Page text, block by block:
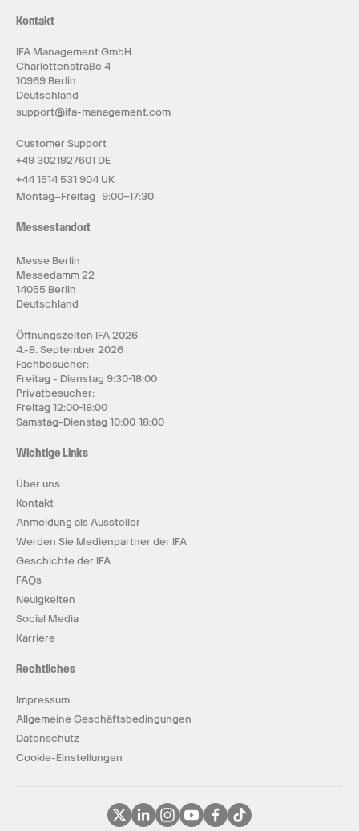
Kontakt
IFA Management GmbH
Charlottenstraße 4
10969 Berlin
Deutschland
support@ifa-management.com
Customer Support
+49 3021927601 DE
+44 1514 531 904 UK
Montag–Freitag 9:00–17:30
Messestandort
Messe Berlin
Messedamm 22
14055 Berlin
Deutschland
Öffnungszeiten IFA 2026
4.-8. September 2026
Fachbesucher:
Freitag - Dienstag 9:30-18:00
Privatbesucher:
Freitag 12:00-18:00
Samstag-Dienstag 10:00-18:00
Wichtige Links
Über uns
Kontakt
Anmeldung als Aussteller
Werden Sie Medienpartner der IFA
Geschichte der IFA
FAQs
Neuigkeiten
Social Media
Karriere
Rechtliches
Impressum
Allgemeine Geschäftsbedingungen
Datenschutz
Cookie-Einstellungen